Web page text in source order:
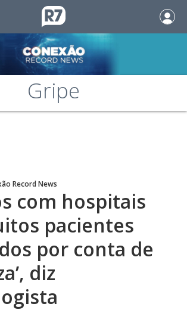
Gripe
Record News
com hospitais
pacientes
por conta de
diz